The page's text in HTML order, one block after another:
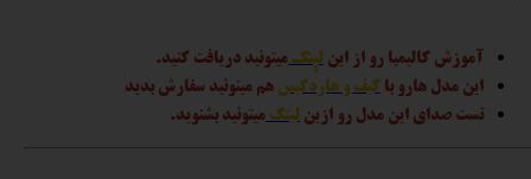
آموزش کالیمبا رو از اینلینکمیتونید دریافت کنید.
این مدل هارو باکیف و هاردکیس هم میتونید سفارش بدید
تست صدای این مدل رو ازینلینکمیتونید بشنوید.